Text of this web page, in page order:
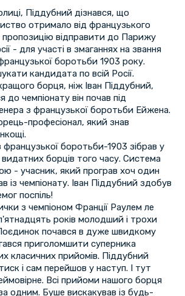
Піддубний дізнався, що
отримало від французького
відправити до Парижу
- для участі в змаганнях на звання
боротьби 1903 року.
кандидата по всій Росії.
борця, ніж Іван Піддубний,
до чемпіонату він почав під
з французької боротьби Ейжена.
професіонал, який знав
французької боротьби-1903 зібрав у
борців того часу. Система
- учасник, який програв хоч один
із чемпіонату. Іван Піддубний здобув
поспіль!
з чемпіоном Франції Раулем ле
років молодший і трохи
почався в дуже швидкому
приголомшити суперника
класичних прийомів. Піддубний
і сам перейшов у наступ. І тут
Всі прийоми нашого борця
одним. Буше вискакував із будь-